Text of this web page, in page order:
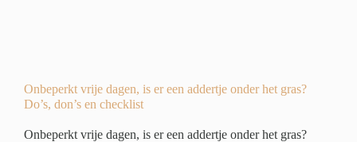
Onbeperkt vrije dagen, is er een addertje onder het gras?
Do’s, don’s en checklist
Onbeperkt vrije dagen, is er een addertje onder het gras?